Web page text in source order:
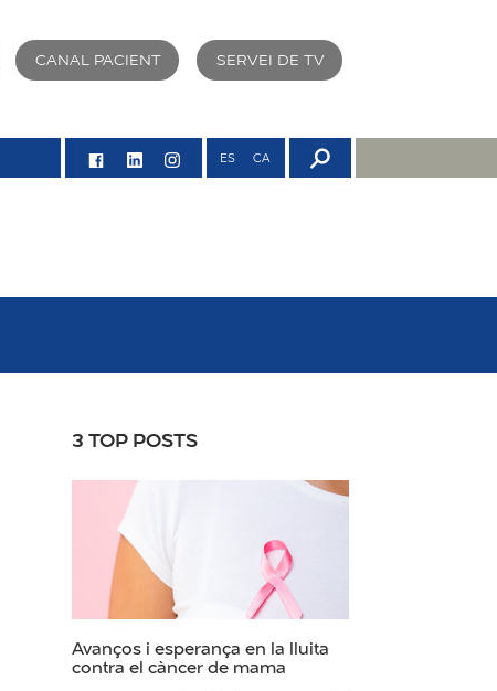
CANAL PACIENT SERVEI DE TV
ES CA
3 TOP POSTS
Avanços i esperança en la lluita
contra el càncer de mama